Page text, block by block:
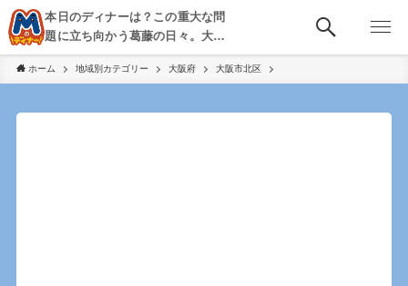
本日のディナーは？この重大な問
題に立ち向かう葛藤の日々。大
阪・京都・神戸を中心とした食べ
歩き、飲み歩きを綴る。
ホーム 地域別カテゴリー 大阪府 大阪市北区